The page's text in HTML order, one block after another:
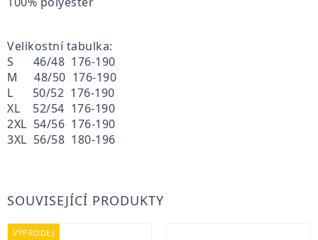
Velikostní tabulka:
S 46/48 176-190
M 48/50 176-190
L 50/52 176-190
XL 52/54 176-190
2XL 54/56 176-190
3XL 56/58 180-196
SOUVISEJÍCÍ PRODUKTY
VÝPRODEJ